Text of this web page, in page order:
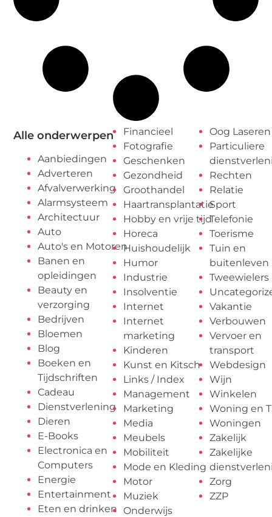
Alle onderwerpen
Aanbiedingen
Adverteren
Afvalverwerking
Alarmsysteem
Architectuur
Auto
Auto's en Motoren
Banen en
opleidingen
Beauty en
verzorging
Bedrijven
Bloemen
Blog
Boeken en
Tijdschriften
Cadeau
Dienstverlening
Dieren
E-Books
Electronica en
Computers
Energie
Entertainment
Eten en drinken
Financieel
Fotografie
Geschenken
Gezondheid
Groothandel
Haartransplantatie
Hobby en vrije tijd
Horeca
Huishoudelijk
Humor
Industrie
Insolventie
Internet
Internet
marketing
Kinderen
Kunst en Kitsch
Links / Index
Management
Marketing
Media
Meubels
Mobiliteit
Mode en Kleding
Motor
Muziek
Onderwijs
Oog Laseren
Particuliere
Rechten
Relatie
Sport
Telefonie
Toerisme
Tuin en
buitenleven
Tweewielers
Vakantie
Verbouwen
Vervoer en
transport
Webdesign
Wijn
Winkelen
Woning en
Woningen
Zakelijk
Zakelijke
Zorg
ZZP